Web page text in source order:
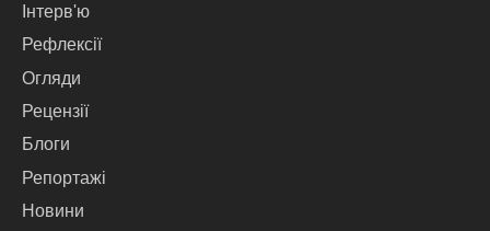
Інтерв'ю
Рефлексії
Огляди
Рецензії
Блоги
Репортажі
Новини